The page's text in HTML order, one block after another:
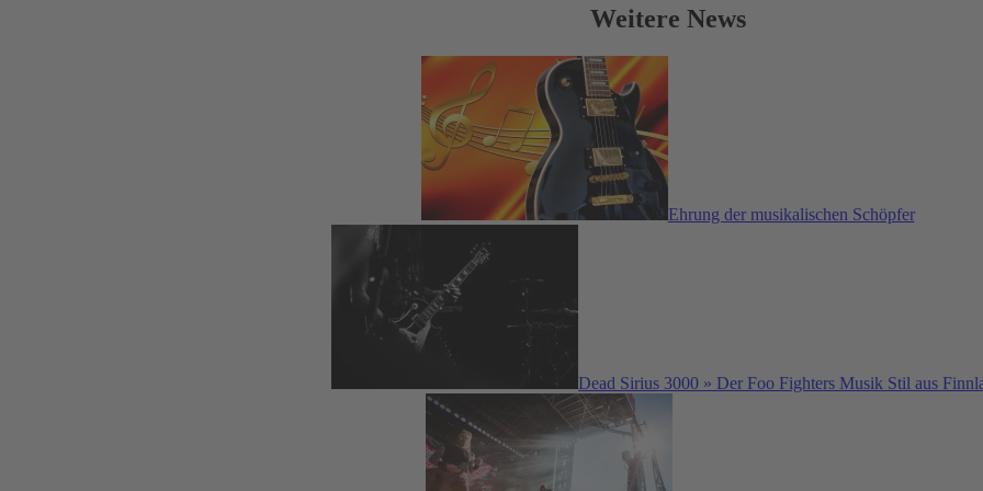
Weitere News
Ehrung der musikalischen Schöpfer
Dead Sirius 3000 » Der Foo Fighters Musik Stil aus